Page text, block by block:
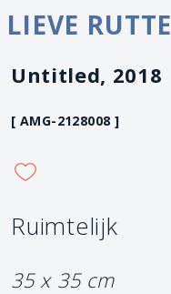
LIEVE RUTTE
Untitled, 2018
[ AMG-2128008 ]
Ruimtelijk
35 x 35 cm